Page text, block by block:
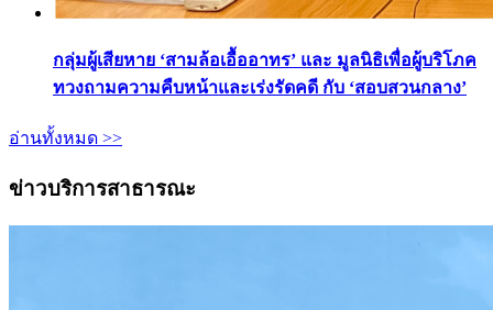
กลุ่มผู้เสียหาย ‘สามล้อเอื้ออาทร’ และ มูลนิธิเพื่อผู้บริโภค
ทวงถามความคืบหน้าและเร่งรัดคดี กับ ‘สอบสวนกลาง’
อ่านทั้งหมด >>
ข่าวบริการสาธารณะ